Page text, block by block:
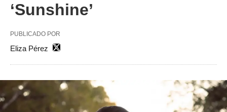
‘Sunshine’
PUBLICADO POR
Eliza Pérez